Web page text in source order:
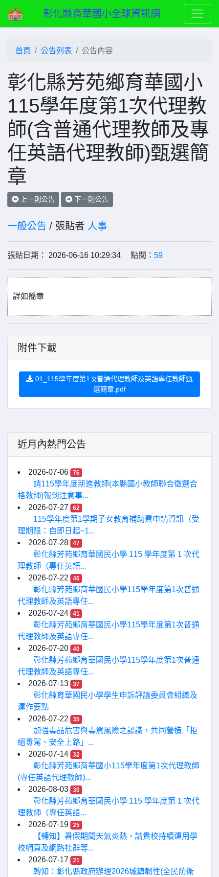
彰化縣育華國小全球資訊網
首頁 公告列表 公告內容
彰化縣芳苑鄉育華國小
115學年度第1次代理教
師(含普通代理教師及專
任英語代理教師)甄選簡
章
上一則公告 下一則公告
一般公告 / 張貼者 人事
張貼日期： 2026-06-16 10:29:34 點閱： 59
詳如簡章
附件下載
01_115學年度第1次普通代理教師及英語專任教師甄
選簡章.pdf
近月內熱門公告
2026-07-06 76
請115學年度新進教師(本縣國小教師聯合徵選合
格教師)報到注意事...
2026-07-27
62
115學年度第1學期子女教育補助費申請資訊（受
理期限：自即日起~1...
2026-07-28
47
彰化縣芳苑鄉育華國民小學 115 學年度第 1 次代
理教師（專任英語...
2026-07-22
46
彰化縣芳苑鄉育華國民小學115學年度第1次普通
代理教師及英語專任...
2026-07-24
41
彰化縣芳苑鄉育華國民小學115學年度第1次普通
代理教師及英語專任...
2026-07-20
40
彰化縣芳苑鄉育華國民小學115學年度第1次普通
代理教師及英語專任...
2026-07-13
37
彰化縣育華國民小學學生申訴評議委員會組織及
運作要點
2026-07-22
35
加強毒品危害與毒駕風險之認識，共同營造「拒
絕毒駕、安全上路」...
2026-07-14
32
彰化縣芳苑鄉育華國小115學年度第1次代理教師
(專任英語代理教師)...
2026-08-03
30
彰化縣芳苑鄉育華國民小學 115 學年度第 1 次代
理教師（專任英語...
2026-07-19
25
【轉知】暑假期間天氣炎熱，請貴校持續運用學
校網頁及網路社群等...
2026-07-17
21
轉知：彰化縣政府辦理2026城鎮韌性(全民防衛